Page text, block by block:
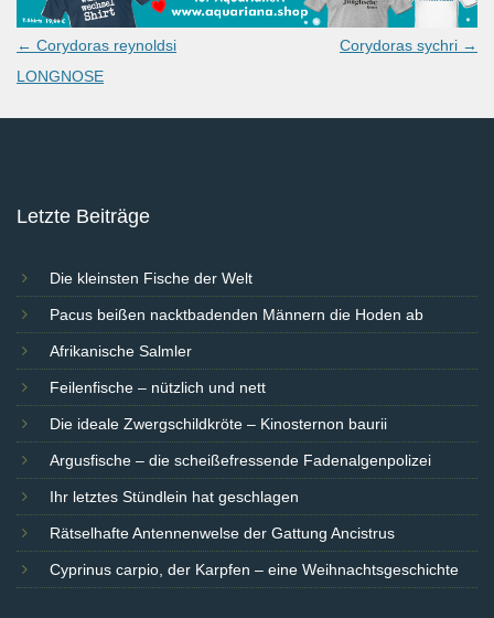
Post
navigation
← Corydoras reynoldsi
LONGNOSE
Corydoras sychri →
Letzte Beiträge
Die kleinsten Fische der Welt
Pacus beißen nacktbadenden Männern die Hoden ab
Afrikanische Salmler
Feilenfische – nützlich und nett
Die ideale Zwergschildkröte – Kinosternon baurii
Argusfische – die scheißefressende Fadenalgenpolizei
Ihr letztes Stündlein hat geschlagen
Rätselhafte Antennenwelse der Gattung Ancistrus
Cyprinus carpio, der Karpfen – eine Weihnachtsgeschichte